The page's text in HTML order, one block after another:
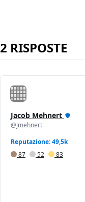
2 RISPOSTE
Jacob Mehnert
@jmehnert
Reputazione: 49,5k
87
52 83